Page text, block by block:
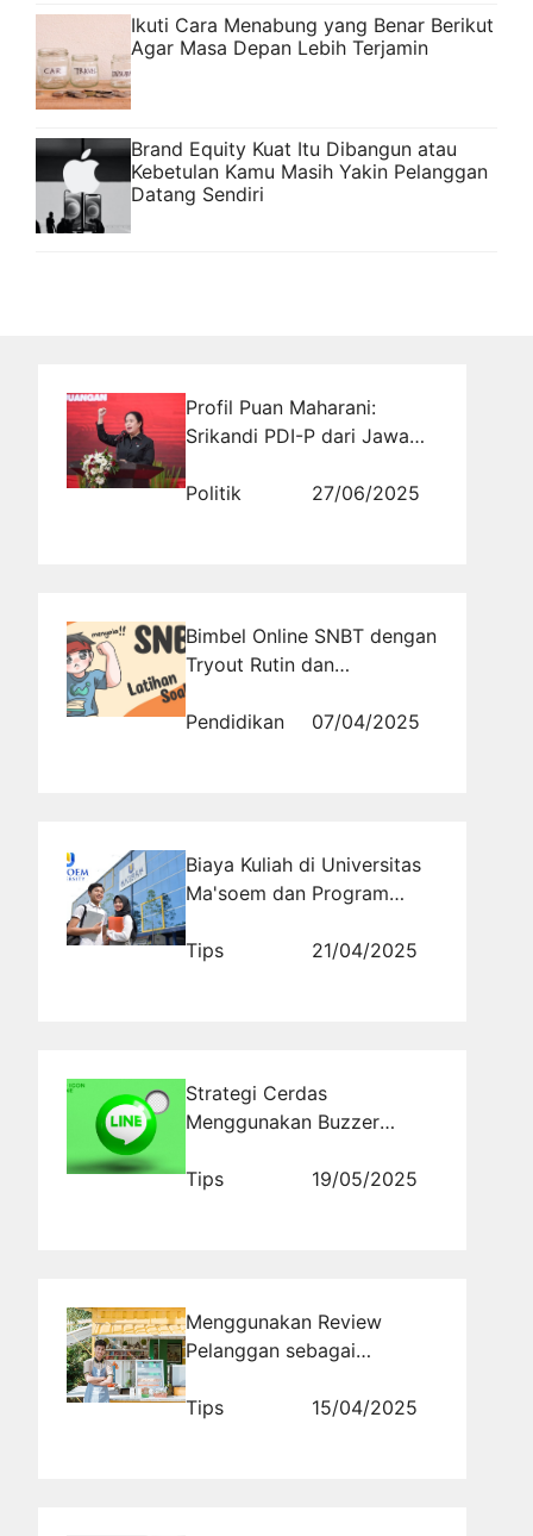
Ikuti Cara Menabung yang Benar Berikut
Agar Masa Depan Lebih Terjamin
Brand Equity Kuat Itu Dibangun atau
Kebetulan Kamu Masih Yakin Pelanggan
Datang Sendiri
Profil Puan Maharani:
Srikandi PDI-P dari Jawa
Ikon Politik Nasional
Politik 27/06/2025
Bimbel Online SNBT dengan
Tryout Rutin dan
Pendidikan
07/04/2025
Biaya Kuliah di Universitas
Ma'soem dan Program
Tips
21/04/2025
Strategi Cerdas
Menggunakan Buzzer
untuk Meningkatkan
Tips 19/05/2025
Menggunakan Review
Pelanggan sebagai
Tips
15/04/2025